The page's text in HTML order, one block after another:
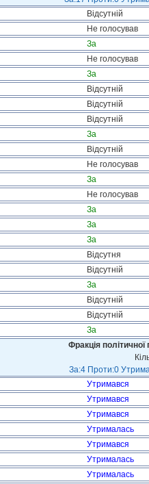
Відсутній
Не голосував
За
Не голосував
За
Відсутній
Відсутній
Відсутній
За
Відсутній
Не голосував
За
Не голосував
За
За
За
Відсутня
Відсутній
За
Відсутній
Відсутній
За
Фракція
За:4 Проти:0
Утримався
Утримався
Утримався
Утрималась
Утримався
Утрималась
Утрималась